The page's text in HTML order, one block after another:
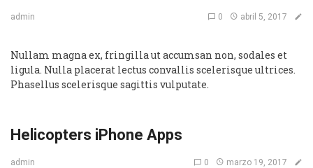
admin 0 abril 5, 2017
Nullam magna ex, fringilla ut accumsan non, sodales et
ligula. Nulla placerat lectus convallis scelerisque ultrices.
Phasellus scelerisque sagittis vulputate.
Helicopters iPhone Apps
admin 0 marzo 19, 2017